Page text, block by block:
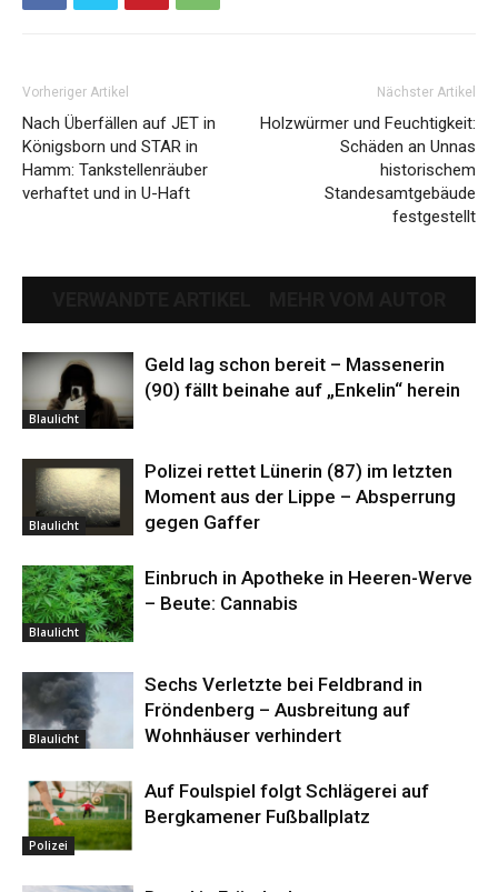
Vorheriger Artikel
Nach Überfällen auf JET in
Königsborn und STAR in
Hamm: Tankstellenräuber
verhaftet und in U-Haft
Nächster Artikel
Holzwürmer und Feuchtigkeit:
Schäden an Unnas
historischem
Standesamtgebäude
festgestellt
Blaulicht
Geld lag schon bereit – Massenerin
(90) fällt beinahe auf „Enkelin“ herein
Blaulicht
Polizei rettet Lünerin (87) im letzten
Moment aus der Lippe – Absperrung
gegen Gaffer
Blaulicht
Einbruch in Apotheke in Heeren-Werve
– Beute: Cannabis
Blaulicht
Sechs Verletzte bei Feldbrand in
Fröndenberg – Ausbreitung auf
Wohnhäuser verhindert
Polizei
Auf Foulspiel folgt Schlägerei auf
Bergkamener Fußballplatz